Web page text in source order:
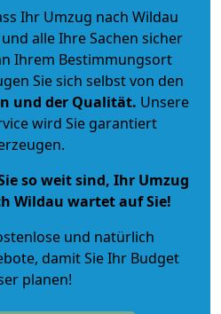
Ihr Umzug nach Wildau
alle Ihre Sachen sicher
Ihrem Bestimmungsort
Sie sich selbst von den
und der Qualität. Unsere
wird Sie garantiert
so weit sind, Ihr Umzug
Wildau wartet auf Sie!
und natürlich
, damit Sie Ihr Budget
planen!